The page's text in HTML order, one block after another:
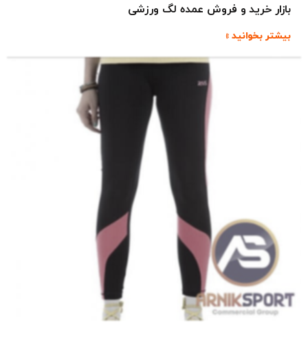
بازار خرید و فروش عمده لگ ورزشی
بیشتر بخوانید »